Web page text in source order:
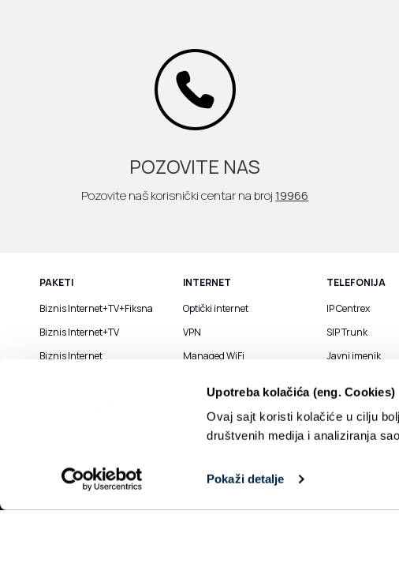
Upotreba kolačića (eng. Cookies)
Ovaj sajt koristi kolačiće u cilju
društvenih medija i analiziranja
Pokaži detalje
POZOVITE NAS
Pozovite naš korisnički centar na broj19966
PAKETI
Biznis Internet+TV+Fiksna
Biznis Internet+TV
Biznis Internet
INTERNET
Optički internet
VPN
Managed WiFi
TELEFONIJA
IP Centrex
SIP Trunk
Javni imenik
©2026 SBB